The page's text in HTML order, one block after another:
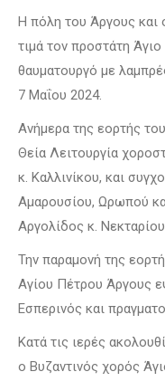
Η πόλη του Άργους και
τιμά τον προστάτη
θαυματουργό με
7 Μαΐου 2024.
Ανήμερα της εορτής
Θεία Λειτουργία
κ. Καλλινίκου, και
Αμαρουσίου, Ωρωπού
Αργολίδος κ.
Την παραμονή της
Αγίου Πέτρου Άργους
Εσπερινός και
Κατά τις ιερές
ο Βυζαντινός χορός